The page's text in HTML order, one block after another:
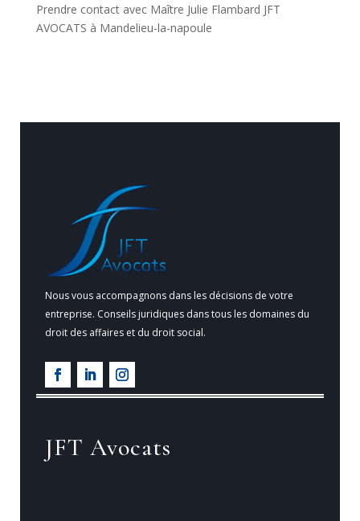
Prendre contact avec Maître Julie Flambard JFT
AVOCATS à Mandelieu-la-napoule
Nous vous accompagnons dans les décisions de votre
entreprise. Conseils juridiques dans tous les domaines du
droit des affaires et du droit social.
JFT Avocats